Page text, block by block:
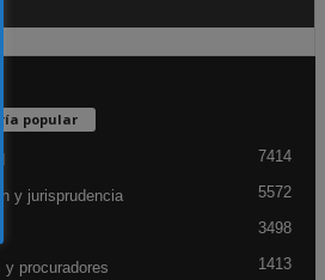
popular
7414
y jurisprudencia 5572
3498
y procuradores 1413